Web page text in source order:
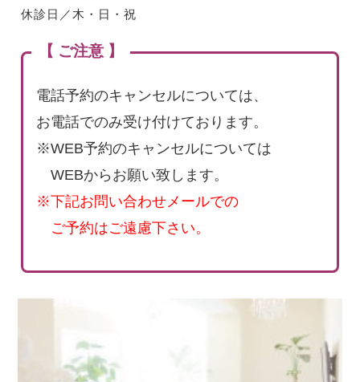
休診日／木・日・祝
【 ご注意 】
電話予約のキャンセルについては、
お電話でのみ受け付けております。
※WEB予約のキャンセルについては
WEBからお願い致します。
※下記お問い合わせメールでの
ご予約はご遠慮下さい。